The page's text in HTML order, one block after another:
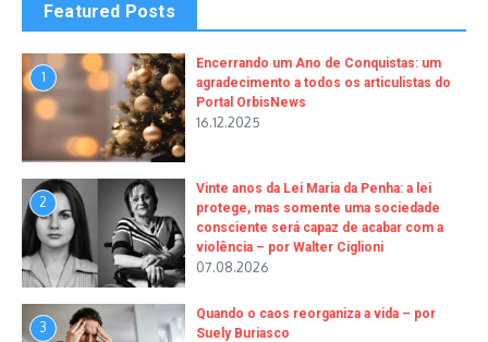
Featured Posts
1
Encerrando um Ano de Conquistas: um
agradecimento a todos os articulistas do
Portal OrbisNews
16.12.2025
2
Vinte anos da Lei Maria da Penha: a lei
protege, mas somente uma sociedade
consciente será capaz de acabar com a
violência – por Walter Ciglioni
07.08.2026
3
Quando o caos reorganiza a vida – por
Suely Buriasco